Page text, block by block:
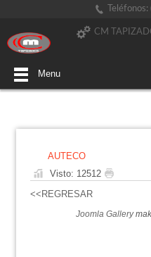
CM
Menu
AUTECO
Visto: 12512
<<REGRESAR
Joomla Gallery